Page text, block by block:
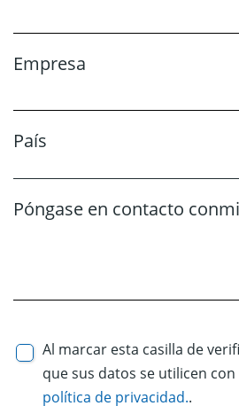
Empresa
País
Póngase en contacto
Al marcar esta casilla de
que sus datos se utilicen
política de privacidad..